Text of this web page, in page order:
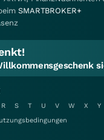
SMARTBROKER+
R S T U V W X Y